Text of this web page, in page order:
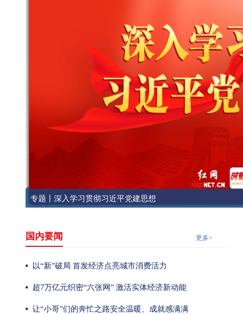
专题丨深入学习贯彻习近平党建思想
国内要闻 更多>
以“新”破局 首发经济点亮城市消费活力
超7万亿元织密“六张网” 激活实体经济新动能
让“小哥”们的奔忙之路安全温暖、成就感满满